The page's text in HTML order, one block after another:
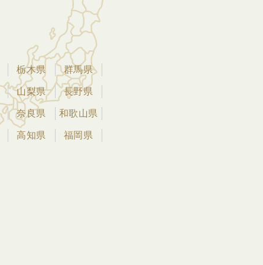
栃木県 群馬県
山梨県 長野県
奈良県 和歌山県
高知県 福岡県